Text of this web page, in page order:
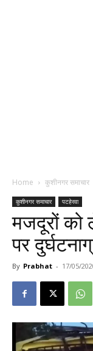
Home कुशीनगर समाचार
कुशीनगर समाचार पटहेरवा
मजदूरों को
पर
By Prabhat - 17/05/